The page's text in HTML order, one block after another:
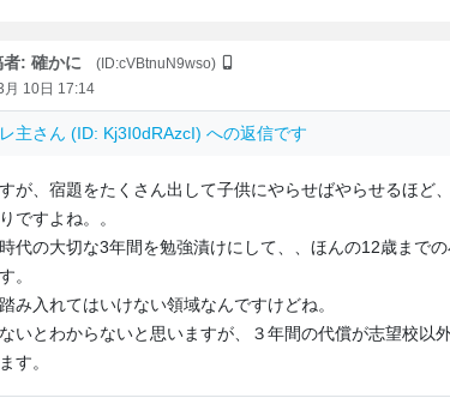
者: 確かに
(ID:cVBtnuN9wso)
月 10日 17:14
主さん (ID: Kj3I0dRAzcI) への返信です
が、宿題をたくさん出して子供にやらせばやらせるほど
ですよね。。
代の大切な3年間を勉強漬けにして、、ほんの12歳まで
。
み入れてはいけない領域なんですけどね。
いとわからないと思いますが、３年間の代償が志望校以
す。